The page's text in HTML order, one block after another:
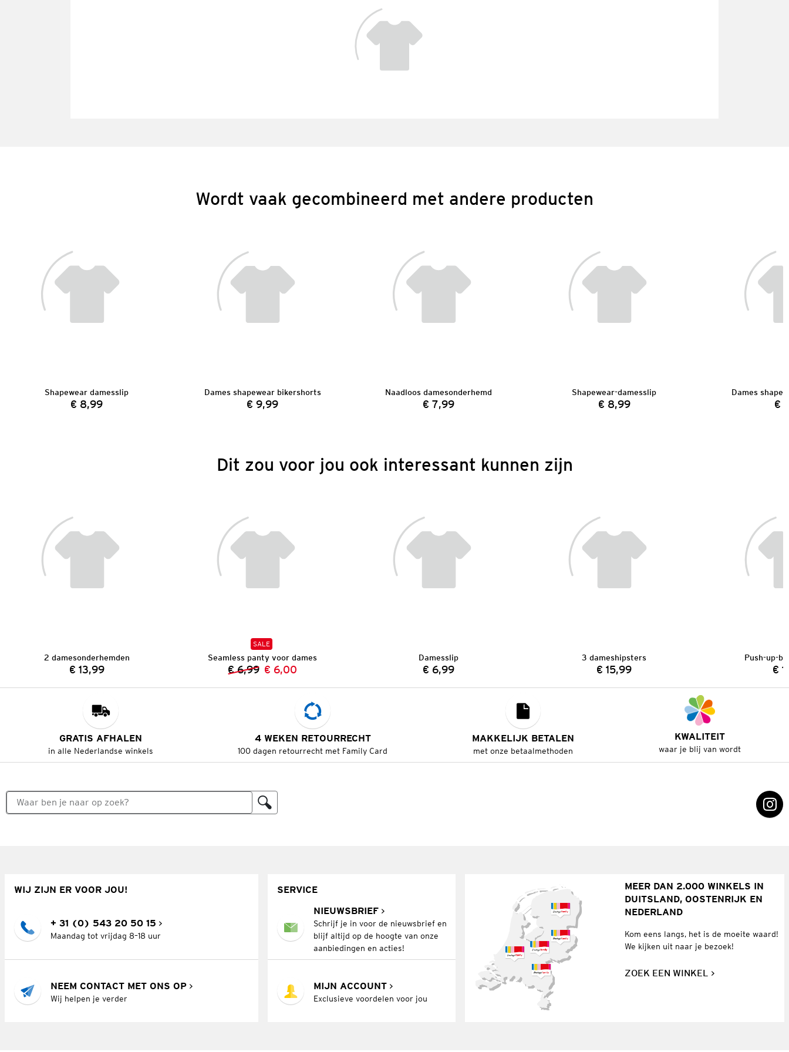
Wordt vaak gecombineerd met andere producten
Shapewear damesslip
Prijs:
€ 8,99
Dames shapewear bikershorts
Prijs:
€ 9,99
Naadloos damesonderhemd
Prijs:
€ 7,99
Shapewear-damesslip
Prijs:
€ 8,99
Dames
€
Dit zou voor jou ook interessant kunnen zijn
2 damesonderhemden
Prijs:
€ 13,99
SALE
Seamless panty voor dames
Vorige prijs:
€ 6,99 Nieuwe prijs:
€ 6,00
Damesslip
Prijs:
€ 6,99
3 dameshipsters
Prijs:
€ 15,99
Push-up-
€
GRATIS AFHALEN
in alle Nederlandse winkels
4 WEKEN RETOURRECHT
100 dagen retourrecht met Family Card
MAKKELIJK BETALEN
met onze betaalmethoden
KWALITEIT
waar je blij van wordt
WIJ ZIJN ER VOOR JOU!
+ 31 (0) 543 20 50 15
Maandag tot vrijdag 8–18 uur
NEEM CONTACT MET ONS OP
Wij helpen je verder
SERVICE
NIEUWSBRIEF
Schrijf je in voor de nieuwsbrief en
blijf altijd op de hoogte van onze
aanbiedingen en acties!
MIJN ACCOUNT
Exclusieve voordelen voor jou
MEER DAN 2.000 WINKELS IN
DUITSLAND, OOSTENRIJK EN
NEDERLAND
Kom eens langs, het is de moeite waard!
We kijken uit naar je bezoek!
ZOEK EEN WINKEL